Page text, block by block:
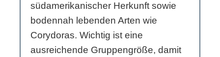
südamerikanischer Herkunft sowie
bodennah lebenden Arten wie
Corydoras. Wichtig ist eine
ausreichende Gruppengröße, damit